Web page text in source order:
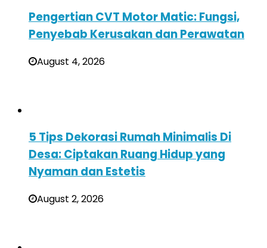
Pengertian CVT Motor Matic: Fungsi,
Penyebab Kerusakan dan Perawatan
August 4, 2026
5 Tips Dekorasi Rumah Minimalis Di
Desa: Ciptakan Ruang Hidup yang
Nyaman dan Estetis
August 2, 2026